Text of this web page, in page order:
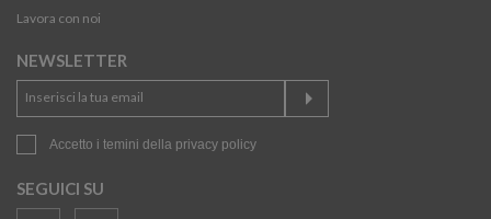
Lavora con noi
NEWSLETTER
Accetto i temini della privacy policy
SEGUICI SU